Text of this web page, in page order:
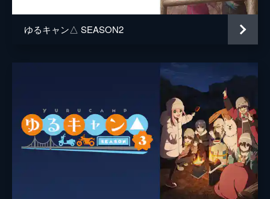
ゆるキャン△ SEASON2